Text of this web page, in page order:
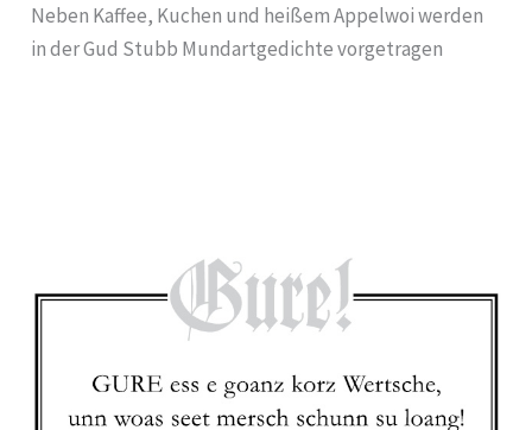
Neben Kaffee, Kuchen und heißem Appelwoi werden
in der Gud Stubb Mundartgedichte vorgetragen